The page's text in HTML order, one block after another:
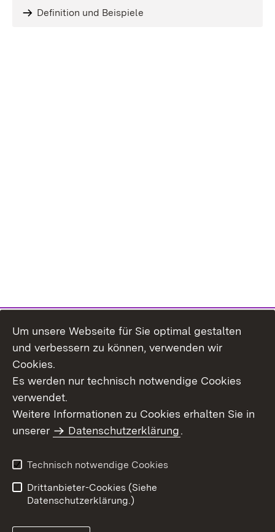
Definition und Beispiele
Themenübersicht
Barrierefreiheit
Um unsere Webseite für Sie optimal gestalten
und verbessern zu können, verwenden wir
Cookies.
Es werden nur technisch notwendige Cookies
verwendet.
Weitere Informationen zu Cookies erhalten Sie in
unserer
Datenschutzerklärung.
Technisch notwendige Cookies
Drittanbieter-Cookies (Siehe
Datenschutzerklärung.)